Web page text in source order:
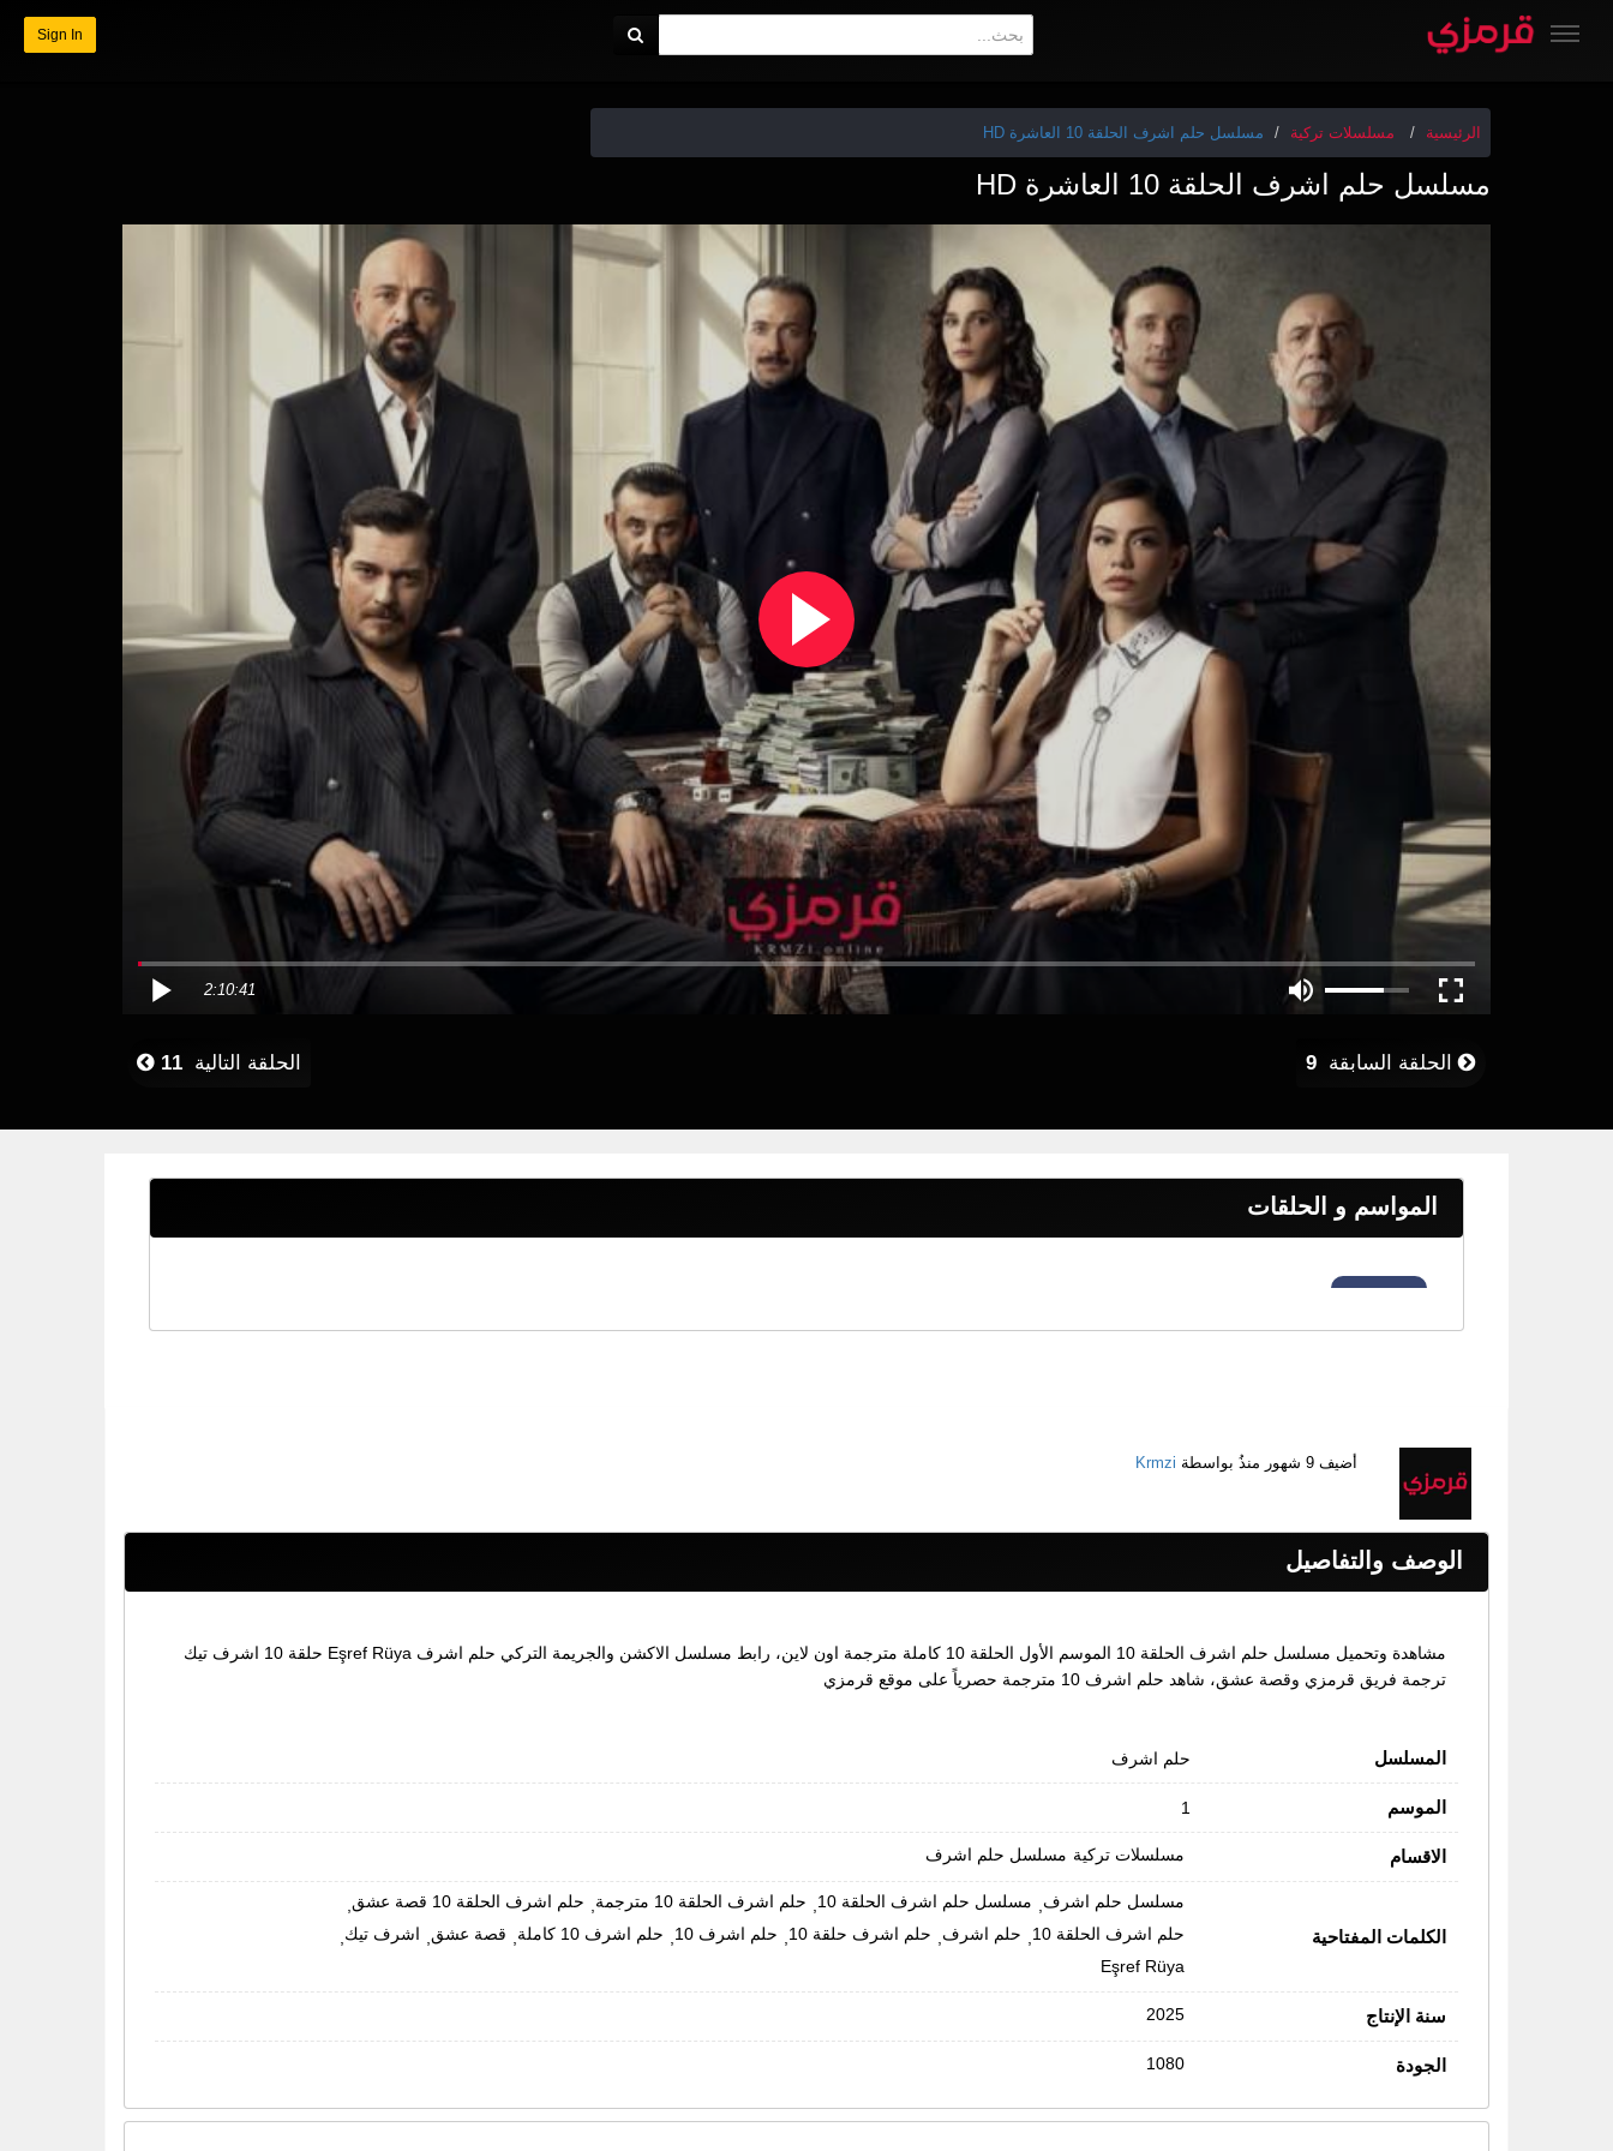
Sign In
الرئيسية مسلسلات تركية مسلسل حلم اشرف الحلقة 10 العاشرة HD
مسلسل حلم اشرف الحلقة 10 العاشرة HD
2:10:41
الحلقة السابقة 9 الحلقة التالية 11
المواسم و الحلقات
أضيف 9 شهور منذُ بواسطة Krmzi
الوصف والتفاصيل
مشاهدة وتحميل مسلسل حلم اشرف الحلقة 10 الموسم الأول الحلقة 10 كاملة مترجمة اون لاين، رابط مسلسل الاكشن والجريمة التركي حلم اشرف Eşref Rüya حلقة 10 اشرف تيك
ترجمة فريق قرمزي وقصة عشق، شاهد حلم اشرف 10 مترجمة حصرياً على موقع قرمزي
المسلسل حلم اشرف
الموسم 1
الاقسام مسلسلات تركية مسلسل حلم اشرف
الكلمات المفتاحية
مسلسل حلم اشرف مسلسل حلم اشرف الحلقة 10 حلم اشرف الحلقة 10 مترجمة حلم اشرف الحلقة 10 قصة عشق
حلم اشرف الحلقة 10
حلم اشرف حلم اشرف حلقة 10 حلم اشرف 10 حلم اشرف 10 كاملة قصة عشق اشرف تيك
Eşref Rüya
سنة الإنتاج 2025
الجودة 1080